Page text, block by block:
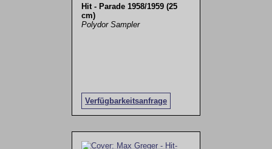
Hit - Parade 1958/1959 (25
cm)
Polydor Sampler
Verfügbarkeitsanfrage